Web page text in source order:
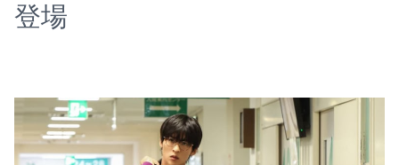
登場